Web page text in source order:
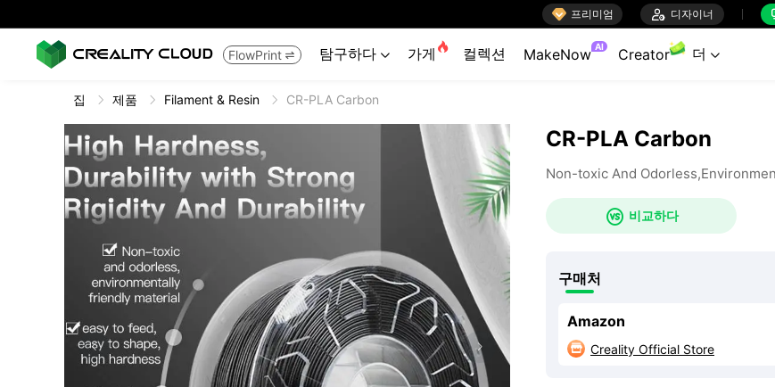
 프리미엄  디자이너
FlowPrint  탐구하다  가게  컬렉션 MakeNow AI Creator 더 
집 제품 Filament & Resin CR-PLA Carbon
CR-PLA Carbon
Non-toxic And
 비교하다
구매처
Amazon
 Creality Official Store